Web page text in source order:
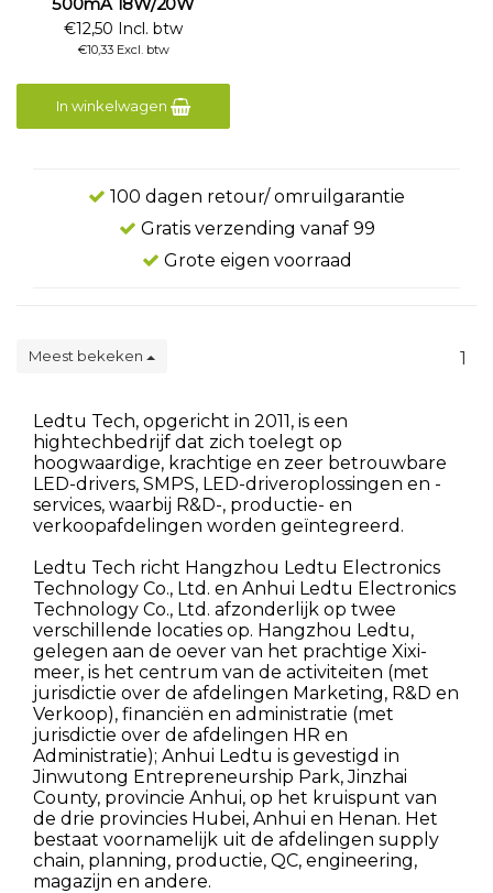
€12,50 Incl. btw
€10,33 Excl. btw
In winkelwagen
100 dagen retour/ omruilgarantie
Gratis verzending vanaf 99
Grote eigen voorraad
Meest bekeken 1
Ledtu Tech, opgericht in 2011, is een
hightechbedrijf dat zich toelegt op
hoogwaardige, krachtige en zeer betrouwbare
LED-drivers, SMPS, LED-driveroplossingen en -
services, waarbij R&D-, productie- en
verkoopafdelingen worden geïntegreerd.
Ledtu Tech richt Hangzhou Ledtu Electronics
Technology Co., Ltd. en Anhui Ledtu Electronics
Technology Co., Ltd. afzonderlijk op twee
verschillende locaties op. Hangzhou Ledtu,
gelegen aan de oever van het prachtige Xixi-
meer, is het centrum van de activiteiten (met
jurisdictie over de afdelingen Marketing, R&D en
Verkoop), financiën en administratie (met
jurisdictie over de afdelingen HR en
Administratie); Anhui Ledtu is gevestigd in
Jinwutong Entrepreneurship Park, Jinzhai
County, provincie Anhui, op het kruispunt van
de drie provincies Hubei, Anhui en Henan. Het
bestaat voornamelijk uit de afdelingen supply
chain, planning, productie, QC, engineering,
magazijn en andere.